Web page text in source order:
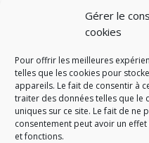
Gérer le
cookies
Pour offrir les meilleures
telles que les cookies pour
appareils. Le fait de consentir à
traiter des données telles que le
uniques sur ce site. Le fait de ne
consentement peut avoir un
et fonctions.